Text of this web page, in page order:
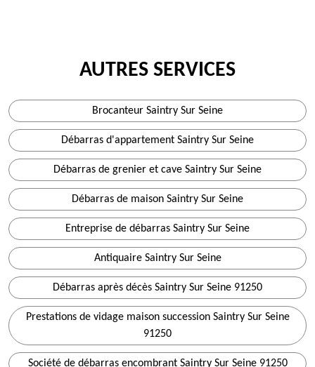
AUTRES SERVICES
Brocanteur Saintry Sur Seine
Débarras d'appartement Saintry Sur Seine
Débarras de grenier et cave Saintry Sur Seine
Débarras de maison Saintry Sur Seine
Entreprise de débarras Saintry Sur Seine
Antiquaire Saintry Sur Seine
Débarras après décès Saintry Sur Seine 91250
Prestations de vidage maison succession Saintry Sur Seine
91250
Société de débarras encombrant Saintry Sur Seine 91250